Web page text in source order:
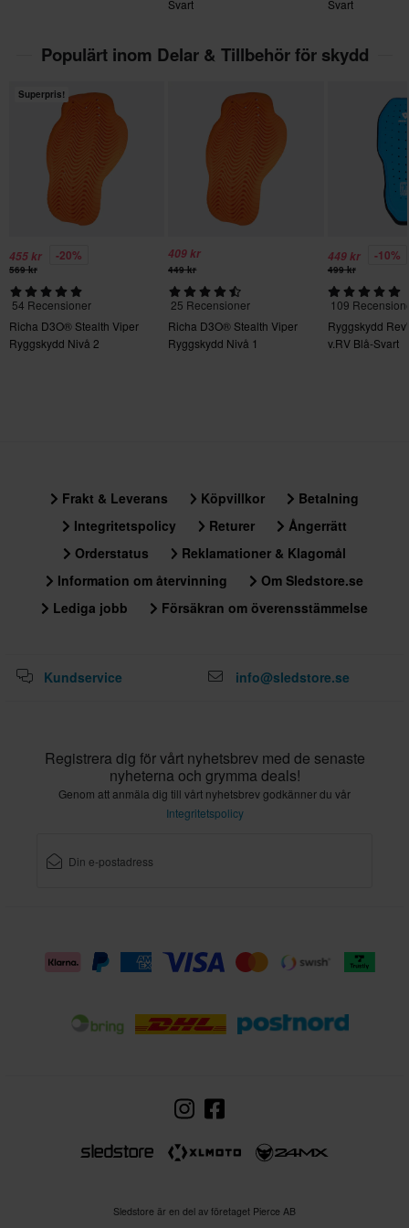
Svart
Svart
Populärt inom Delar & Tillbehör för skydd
Superpris!
455 kr -20%
569 kr
54 Recensioner
Richa D3O® Stealth Viper
Ryggskydd Nivå 2
409 kr
449 kr
25 Recensioner
Richa D3O® Stealth Viper
Ryggskydd Nivå 1
449 kr -10%
499 kr
109
Ryggskydd
v.RV Blå-Svart
Frakt & Leverans Köpvillkor
Betalning
Integritetspolicy
Returer
Ångerrätt
Orderstatus
Reklamationer & Klagomål
Information om återvinning
Om Sledstore.se
Lediga jobb
Försäkran om överensstämmelse
Kundservice info@sledstore.se
Registrera dig för vårt nyhetsbrev med de senaste
nyheterna och grymma deals!
Genom att anmäla dig till vårt nyhetsbrev godkänner du vår
Integritetspolicy
Sledstore är en del av företaget Pierce AB